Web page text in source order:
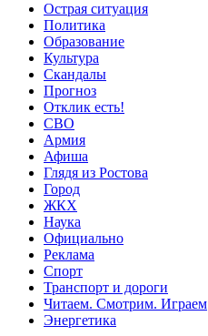
Острая ситуация
Политика
Образование
Культура
Скандалы
Прогноз
Отклик есть!
СВО
Армия
Афиша
Глядя из Ростова
Город
ЖКХ
Наука
Официально
Реклама
Спорт
Транспорт и дороги
Читаем. Смотрим. Играем
Энергетика